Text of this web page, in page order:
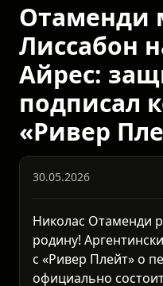
Отаменди
Лиссабон
Айрес:
подписал
«Ривер
30.05.2026
Николас Отаменди
родину!
с «Ривер Плейт» о
официально